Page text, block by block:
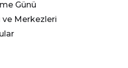
Günü
Merkezleri